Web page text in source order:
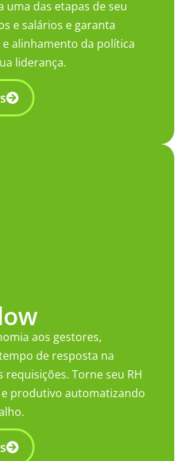
uma das etapas de seu
e salários e garanta
alinhamento da política
liderança.
aos gestores,
de resposta na
requisições. Torne seu RH
produtivo automatizando